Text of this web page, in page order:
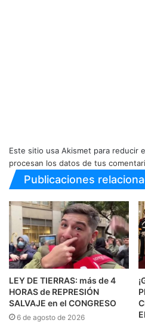
Este sitio usa Akismet para reducir
procesan los datos de tus
Publicaciones
LEY DE TIERRAS: más de 4
HORAS de REPRESIÓN
SALVAJE en el CONGRESO
6 de agosto de 2026